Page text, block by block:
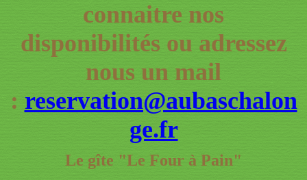
connaitre nos
disponibilités ou adressez
nous un mail
: reservation@aubaschalon
ge.fr
Le gîte "Le Four à Pain"